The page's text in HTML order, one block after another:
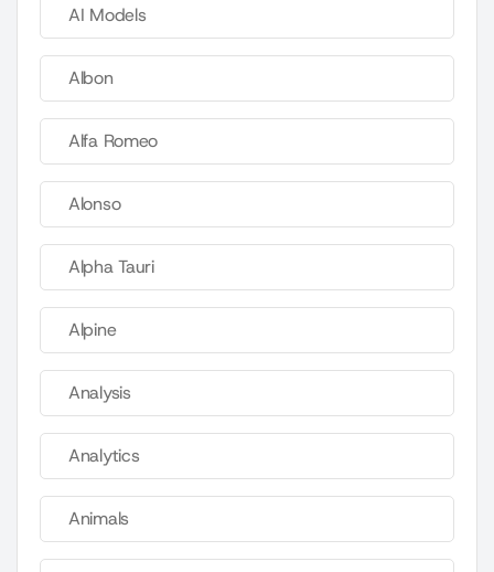
AI Models
Albon
Alfa Romeo
Alonso
Alpha Tauri
Alpine
Analysis
Analytics
Animals